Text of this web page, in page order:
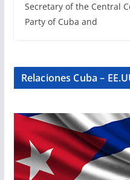
Secretary of the Central
Party of Cuba and
Relaciones Cuba –